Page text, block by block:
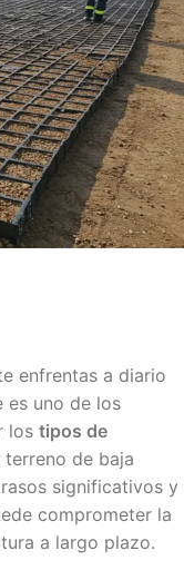
enfrentas a diario
es uno de los
los tipos de
terreno de baja
significativos y
comprometer la
a largo plazo.